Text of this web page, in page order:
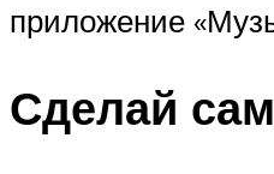
приложение
Сделай сам